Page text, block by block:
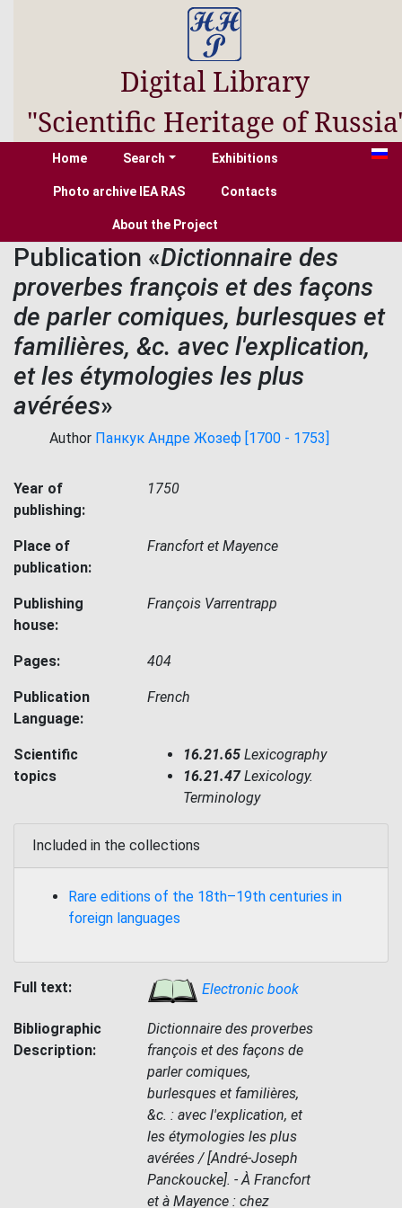
Digital Library
"Scientific Heritage of
Home Search Exhibitions
Photo archive IEA RAS Contacts
About the Project
Publication «Dictionnaire des
proverbes françois et des façons
de parler comiques, burlesques et
familières, &c. avec l'explication,
et les étymologies les plus
avérées»
Author Панкук Андре Жозеф [1700 - 1753]
Year of
publishing:
1750
Place of
publication:
Francfort et Mayence
Publishing
house:
François Varrentrapp
Pages: 404
Publication
Language:
French
Scientific
topics
16.21.65 Lexicography
16.21.47Lexicology.
Terminology
Included in the collections
Rare editions of the 18th–19th centuries in
foreign languages
Full text: Electronic book
Bibliographic
Description:
Dictionnaire des proverbes
françois et des façons de
parler comiques,
burlesques et familières,
&c. : avec l'explication, et
les étymologies les plus
avérées / [André-Joseph
Panckoucke]. - À Francfort
et à Mayence : chez